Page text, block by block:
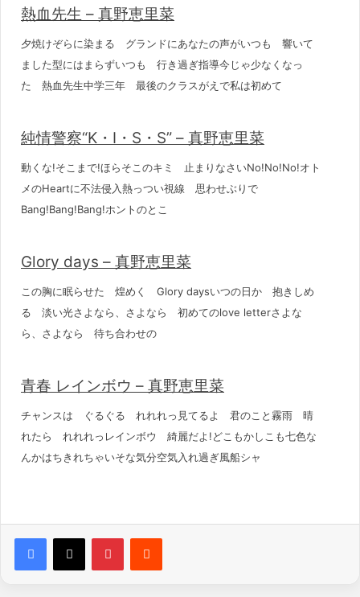
熱血先生 – 真野恵里菜
夕焼けぞらに染まる グランドにあなたの声がいつも 響いて
ました型にはまらずいつも 行き過ぎ指導今じゃ少なくなっ
た 熱血先生中学三年 最後のクラスがえで私は初めて
純情警察“K・I・S・S” – 真野恵里菜
動くな!そこまで!ほらそこのキミ 止まりなさいNo!No!No!オト
メのHeartに不法侵入熱っつい視線 思わせぶりで
Bang!Bang!Bang!ホントのとこ
Glory days – 真野恵里菜
この胸に眠らせた 煌めく Glory daysいつの日か 抱きしめ
る 淡い光さよなら、さよなら 初めてのlove letterさよな
ら、さよなら 待ち合わせの
青春 レインボウ – 真野恵里菜
チャンスは ぐるぐる れれれっ見てるよ 君のこと霧雨 晴
れたら れれれっレインボウ 綺麗だよ!どこもかしこも七色な
んかはちきれちゃいそな気分空気入れ過ぎ風船シャ
PinterestReddit